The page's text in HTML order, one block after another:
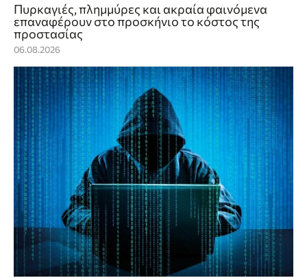
Πυρκαγιές, πλημμύρες και ακραία φαινόμενα
επαναφέρουν στο προσκήνιο το κόστος της
προστασίας
06.08.2026